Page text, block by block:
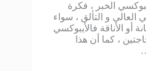
الخبر ، فكرة
العالي و التألق ، سواء
أو الأناقة فالأيبوكسي
، كما أن هذا